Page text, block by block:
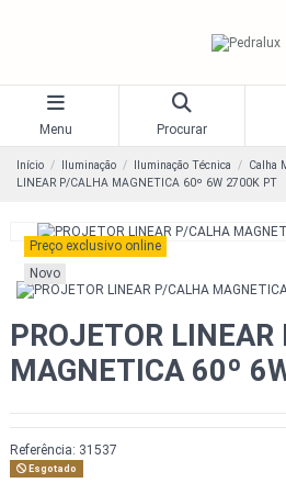
Menu Procurar
Início Iluminação Iluminação Técnica Calha
LINEAR P/CALHA MAGNETICA 60º 6W 2700K PT
Preço exclusivo online
Novo
PROJETOR
MAGNETICA 60º
Referência: 31537
Esgotado